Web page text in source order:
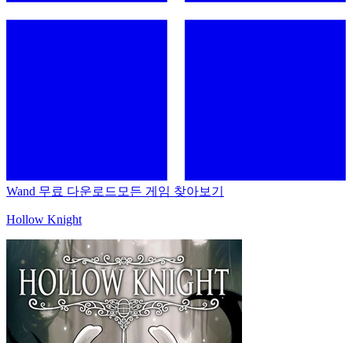
Wand 무료 다운로드 모든 게임 찾아보기
Hollow Knight